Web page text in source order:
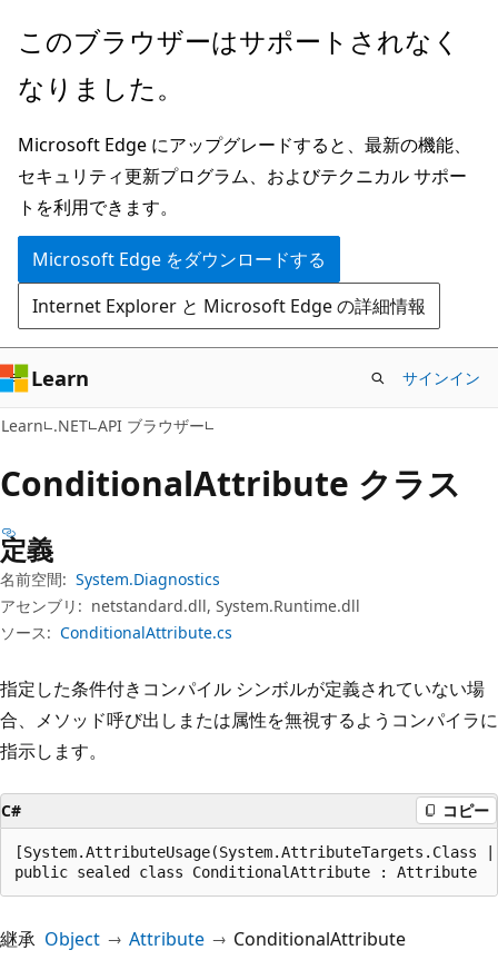
メ
ン
ン
テ
ン
ツ
に
ス
キ
ッ
プ
ペ
ジ
ナ
ビ
ゲ
ー
シ
ョ
ン
に
ス
キ
ッ
プ
このブラウザーはサポートされなく
なりました。
Microsoft Edge にアップグレードすると、最新の機能、
セキュリティ更新プログラム、およびテクニカル サポー
トを利用できます。
Microsoft Edge をダウンロードする
Internet Explorer と Microsoft Edge の詳細情報
Learn サインイン
Learn .NET API ブラウザー
ConditionalAttribute クラス
定義
名前空間: System.Diagnostics
アセンブリ: netstandard.dll, System.Runtime.dll
ソース: ConditionalAttribute.cs
指定した条件付きコンパイル シンボルが定義されていない場
合、メソッド呼び出しまたは属性を無視するようコンパイラに
指示します。
C# コピー
public sealed class ConditionalAttribute : Attribute
継承 Object Attribute ConditionalAttribute